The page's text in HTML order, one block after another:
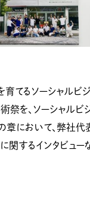
育てるソーシャルビ
祭を、ソーシャルビ
の章において、弊社
関するインタビュー